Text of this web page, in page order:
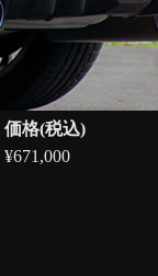
価格(税込)
¥671,000